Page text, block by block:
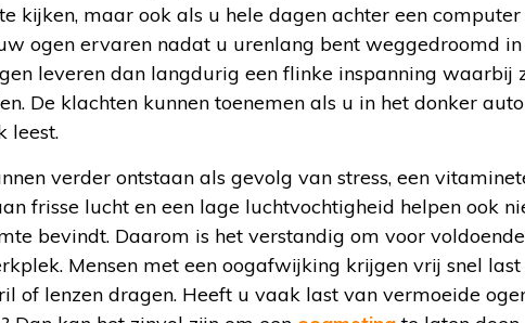
kijken, maar ook als u hele dagen achter een
ogen ervaren nadat u urenlang bent weggedroomd in
leveren dan langdurig een flinke inspanning waarbij
De klachten kunnen toenemen als u in het donker
leest.
verder ontstaan als gevolg van stress, een
frisse lucht en een lage luchtvochtigheid helpen ook
bevindt. Daarom is het verstandig om voor
Mensen met een oogafwijking krijgen vrij snel
of lenzen dragen. Heeft u vaak last van vermoeide